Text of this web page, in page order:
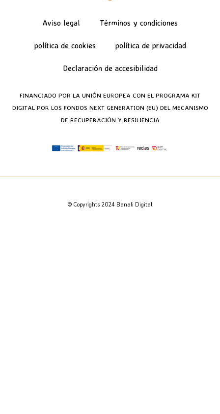
Aviso legal Términos y condiciones
política de cookies política de privacidad
Declaración de accesibilidad
FINANCIADO POR LA UNIÓN EUROPEA CON EL PROGRAMA KIT
DIGITAL POR LOS FONDOS NEXT GENERATION (EU) DEL MECANISMO
DE RECUPERACIÓN Y RESILIENCIA
© Copyrights 2024 Banali Digital